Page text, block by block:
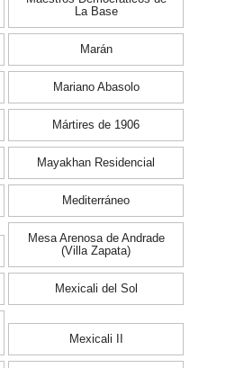
La Base
Marán
Mariano Abasolo
Mártires de 1906
Mayakhan Residencial
Mediterráneo
Mesa Arenosa de Andrade
(Villa Zapata)
Mexicali del Sol
Mexicali II